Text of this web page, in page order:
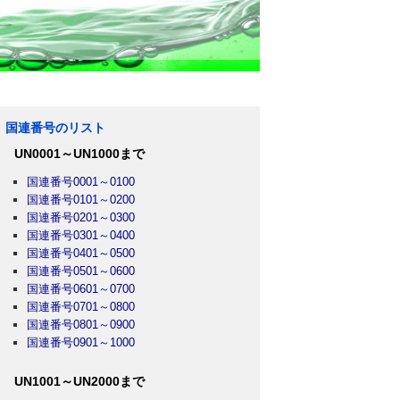
国連番号のリスト
UN0001～UN1000まで
国連番号0001～0100
国連番号0101～0200
国連番号0201～0300
国連番号0301～0400
国連番号0401～0500
国連番号0501～0600
国連番号0601～0700
国連番号0701～0800
国連番号0801～0900
国連番号0901～1000
UN1001～UN2000まで